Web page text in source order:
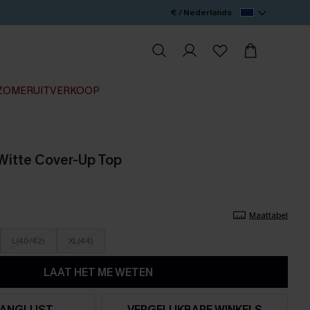
€ / Nederlands
Cover-Up Top
Maattabel
L(40/42) XL(44)
LAAT HET ME WETEN